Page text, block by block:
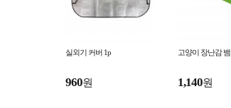
실외기 커버 1p
960원
고양이 장난감 뱀
1,140원